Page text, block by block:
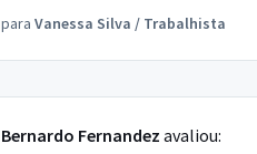
para Vanessa Silva / Trabalhista
Bernardo Fernandez avaliou: